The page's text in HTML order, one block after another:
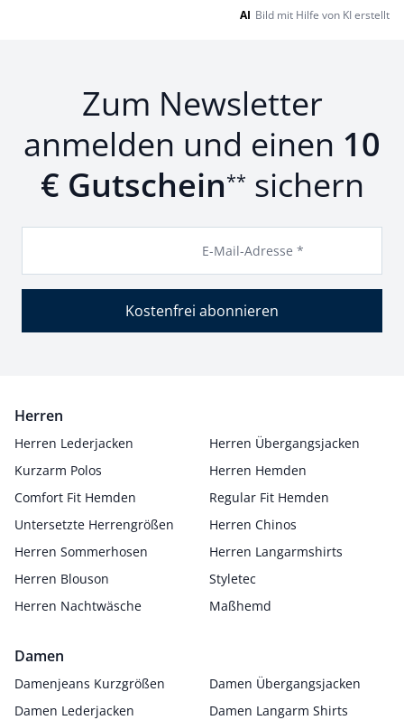
AI Bild mit Hilfe von KI erstellt
Zum Newsletter
anmelden und einen 10
€ Gutschein** sichern
E-Mail-Adresse *
Kostenfrei abonnieren
Herren
Herren Lederjacken
Herren Übergangsjacken
Kurzarm Polos
Herren Hemden
Comfort Fit Hemden
Regular Fit Hemden
Untersetzte Herrengrößen
Herren Chinos
Herren Sommerhosen
Herren Langarmshirts
Herren Blouson
Styletec
Herren Nachtwäsche
Maßhemd
Damen
Damenjeans Kurzgrößen
Damen Übergangsjacken
Damen Lederjacken
Damen Langarm Shirts